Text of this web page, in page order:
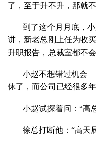
了，至于升不升，那就
到了这个月月底，
讲，新老总刚上任为收
升职报告，总裁室都不会
小赵不想错过机会
休了，而公司已经很多
小赵试探着问：“高
徐总打断他：“高天